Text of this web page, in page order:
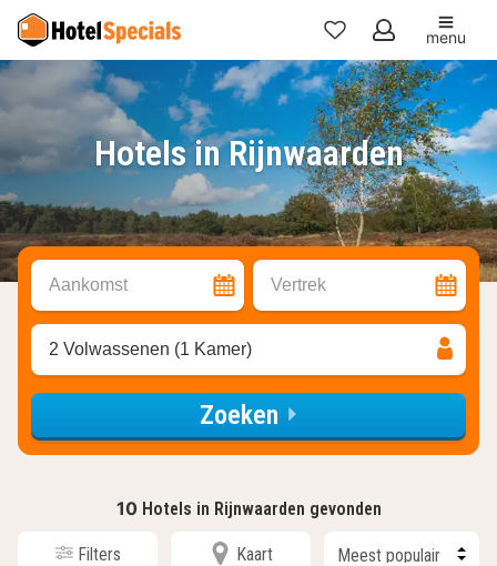
Mijn
favorieten
menu
Hotels in Rijnwaarden
Aankomst Vertrek
2 Volwassenen (1 Kamer)
Zoeken
10 Hotels in Rijnwaarden gevonden
Filters Kaart